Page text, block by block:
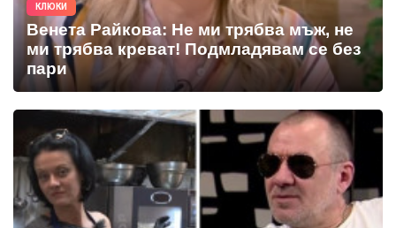
КЛЮКИ
Венета Райкова: Не ми трябва мъж, не
ми трябва креват! Подмладявам се без
пари